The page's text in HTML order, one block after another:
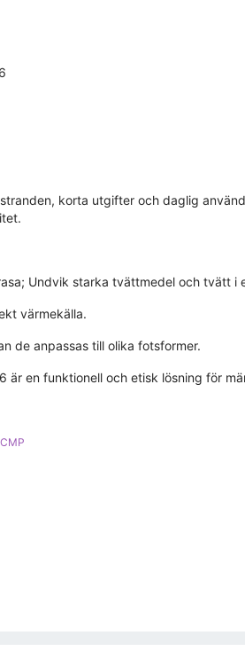
korta utgifter och daglig
Undvik starka tvättmedel och tvätt i
värmekälla.
de anpassas till olika fotsformer.
är en funktionell och etisk lösning för